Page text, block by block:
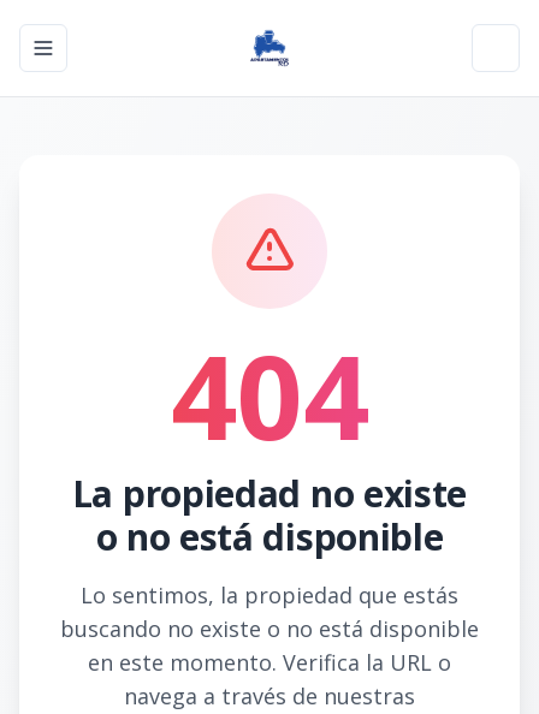
Toggle navigation menu
404
La propiedad no existe
o no está disponible
Lo sentimos, la propiedad que estás
buscando no existe o no está disponible
en este momento. Verifica la URL o
navega a través de nuestras